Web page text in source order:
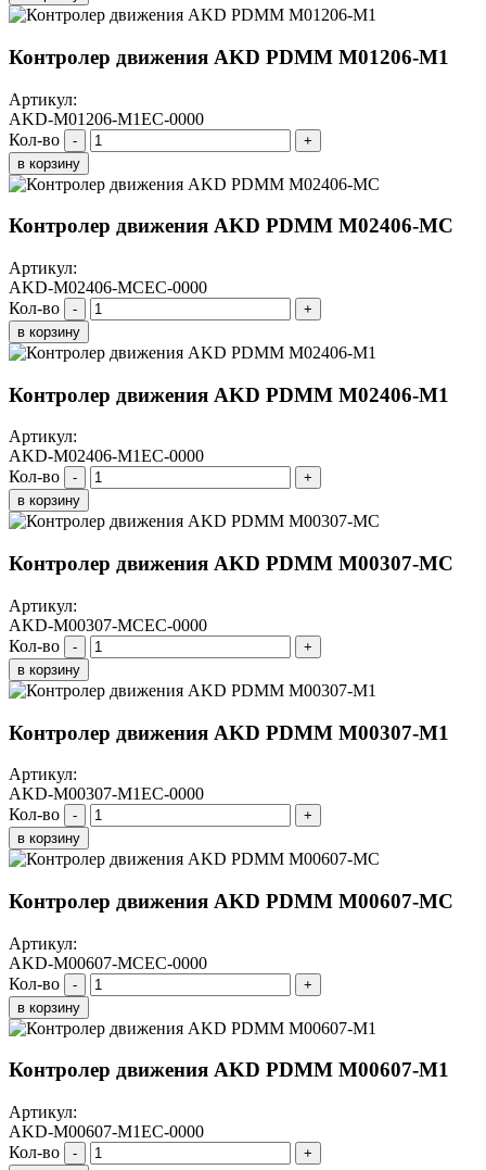
Контролер движения AKD PDMM M01206-M1
Артикул:
AKD-M01206-M1EC-0000
Кол-во
-
+
в корзину
Контролер движения AKD PDMM M02406-МС
Артикул:
AKD-M02406-MCEC-0000
Кол-во
-
+
в корзину
Контролер движения AKD PDMM M02406-M1
Артикул:
AKD-M02406-M1EC-0000
Кол-во
-
+
в корзину
Контролер движения AKD PDMM M00307-МС
Артикул:
AKD-M00307-MCEC-0000
Кол-во
-
+
в корзину
Контролер движения AKD PDMM M00307-M1
Артикул:
AKD-M00307-M1EC-0000
Кол-во
-
+
в корзину
Контролер движения AKD PDMM M00607-МС
Артикул:
AKD-M00607-MCEC-0000
Кол-во
-
+
в корзину
Контролер движения AKD PDMM M00607-M1
Артикул:
AKD-M00607-M1EC-0000
Кол-во
-
+